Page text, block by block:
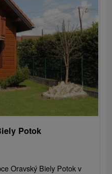
Potok
Oravský Biely Potok v